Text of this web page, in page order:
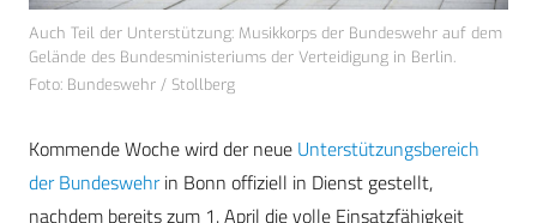
Auch Teil der Unterstützung: Musikkorps der Bundeswehr auf dem
Gelände des Bundesministeriums der Verteidigung in Berlin.
Foto: Bundeswehr / Stollberg
Kommende Woche wird der neue Unterstützungsbereich
der Bundeswehrin Bonn offiziell in Dienst gestellt,
nachdem bereits zum 1. April die volle Einsatzfähigkeit